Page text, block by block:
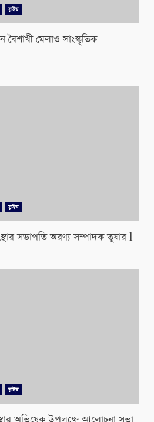
স্লাইড
মেলাও সাংস্কৃতিক
স্লাইড
সভাপতি অরণ্য সম্পাদক তুষার l
স্লাইড